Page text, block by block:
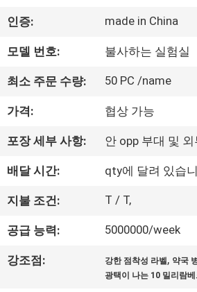
리
에
여
공
장
여
행
인증: made in China
모델 번호: 불사하는 실험실
최소 주문 수량: 50 PC /name
가격: 협상 가능
포장 세부 사항: 안 opp 부대 및
배달 시간: qty에 달려 있습
지불 조건: T / T,
공급 능력: 5000000/week
강조점: 강한 점착성 라벨, 약국
광택이 나는 10 밀리람